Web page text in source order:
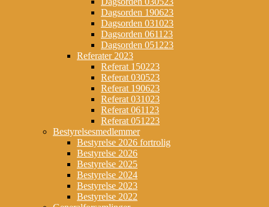
Dagsorden 190623
Dagsorden 031023
Dagsorden 061123
Dagsorden 051223
Referater 2023
Referat 150223
Referat 030523
Referat 190623
Referat 031023
Referat 061123
Referat 051223
Bestyrelsesmedlemmer
Bestyrelse 2026 fortrolig
Bestyrelse 2026
Bestyrelse 2025
Bestyrelse 2024
Bestyrelse 2023
Bestyrelse 2022